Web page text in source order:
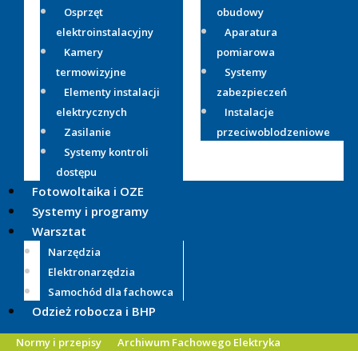
Osprzęt
elektroinstalacyjny
Kamery
termowizyjne
Elementy instalacji
elektrycznych
Zasilanie
Systemy kontroli
dostępu
obudowy
Aparatura
pomiarowa
Systemy
zabezpieczeń
Instalacje
przeciwoblodzeniowe
Fotowoltaika i OZE
Systemy i programy
Warsztat
Narzędzia
Elektronarzędzia
Samochód dla fachowca
Odzież robocza i BHP
Normy i przepisy
Archiwum Fachowego Elektryka